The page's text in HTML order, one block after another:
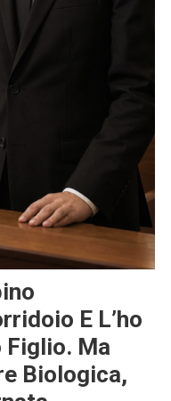
E L’ho
Figlio. Ma
Biologica,